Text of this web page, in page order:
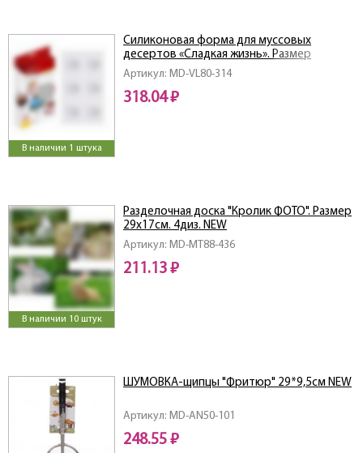
В наличии 1 штука
Артикул: MD-VL80-314
Силиконовая форма для муссовых
десертов «Сладкая жизнь». Размер
29,5х17х3см.
318.04 ₽
В наличии 10 штук
Артикул: MD-МТ88-436
Разделочная доска "Кролик ФОТО". Размер
29х17см. 4диз. NEW
211.13 ₽
Артикул: MD-AN50-101
ШУМОВКА-щипцы "Фритюр" 29*9,5см NEW
248.55 ₽